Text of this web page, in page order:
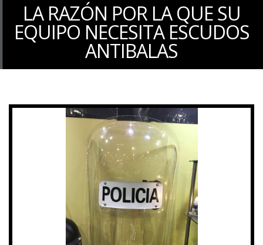
LA RAZÓN POR LA QUE SU
EQUIPO NECESITA ESCUDOS
ANTIBALAS